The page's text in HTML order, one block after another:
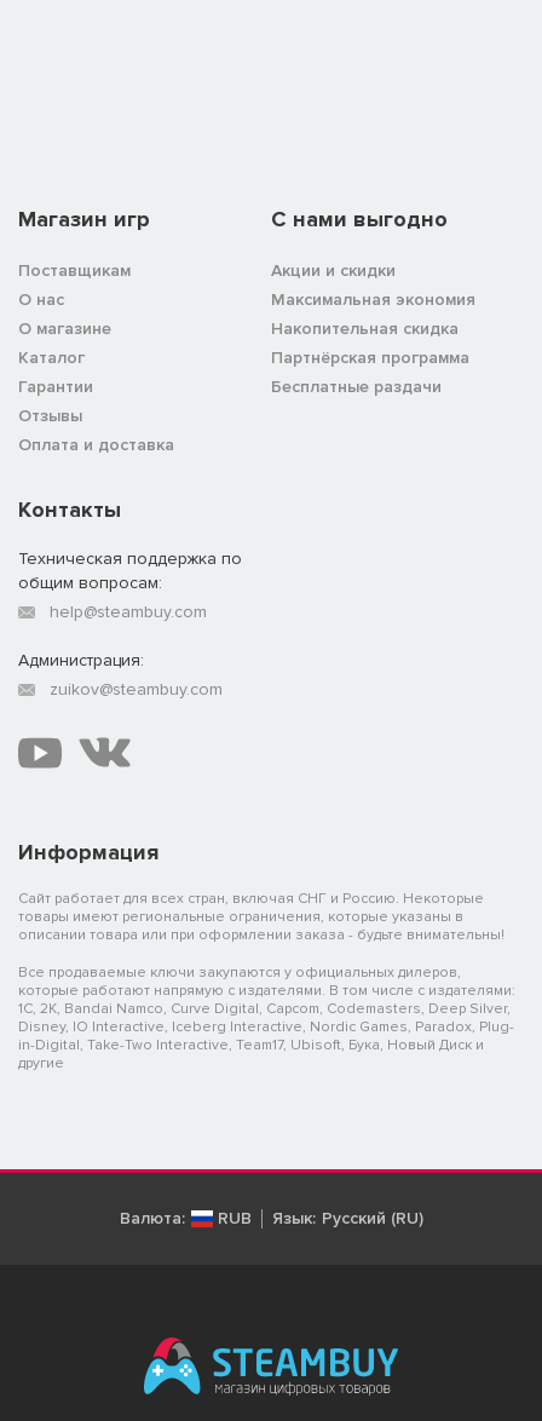
Магазин игр
Поставщикам
О нас
О магазине
Каталог
Гарантии
Отзывы
Оплата и доставка
C нами выгодно
Акции и скидки
Максимальная экономия
Накопительная скидка
Партнёрская программа
Бесплатные раздачи
Информация
Сайт работает для всех стран, включая СНГ и Россию. Некоторые
товары имеют региональные ограничения, которые указаны в
описании товара или при оформлении заказа - будьте внимательны!
Все продаваемые ключи закупаются у официальных дилеров,
которые работают напрямую с издателями. В том числе с издателями:
1C, 2K, Bandai Namco, Curve Digital, Capcom, Codemasters, Deep Silver,
Disney, IO Interactive, Iceberg Interactive, Nordic Games, Paradox, Plug-
in-Digital, Take-Two Interactive, Team17, Ubisoft, Бука, Новый Диск и
другие
Контакты
Техническая поддержка по
общим вопросам:
help@steambuy.com
Администрация:
zuikov@steambuy.com
Валюта: RUB Язык: Русский (RU)